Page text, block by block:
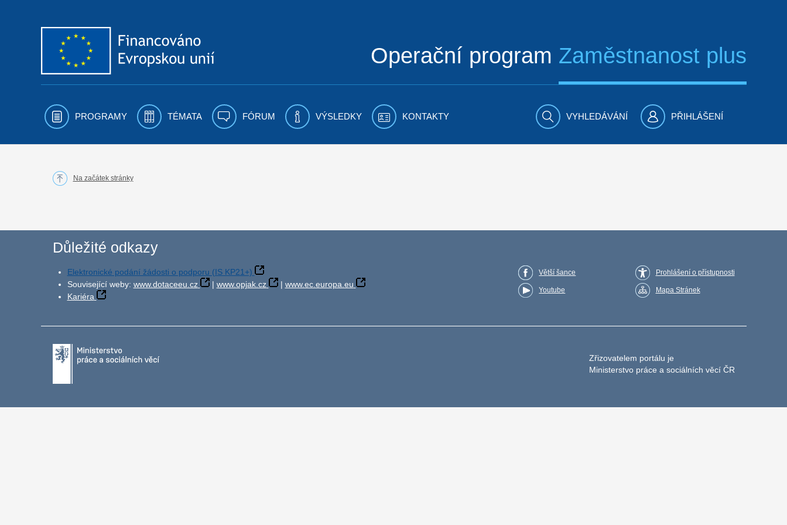
Operační program Zaměstnanost plus
PROGRAMY TÉMATA FÓRUM VÝSLEDKY KONTAKTY VYHLEDÁVÁNÍ PŘIHLÁŠENÍ
Na začátek stránky
Důležité odkazy
Elektronické podání žádosti o podporu (IS KP21+)
Související weby: www.dotaceeu.cz | www.opjak.cz | www.ec.europa.eu
Kariéra
Větší šance
Youtube
Prohlášení o přístupnosti
Mapa Stránek
Zřizovatelem portálu je
Ministerstvo práce a sociálních věcí ČR